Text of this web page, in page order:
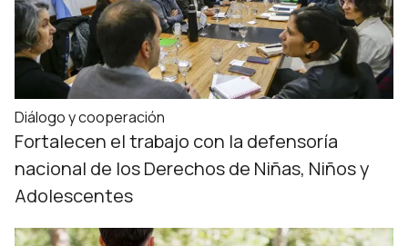
Diálogo y cooperación
Fortalecen el trabajo con la defensoría
nacional de los Derechos de Niñas, Niños y
Adolescentes